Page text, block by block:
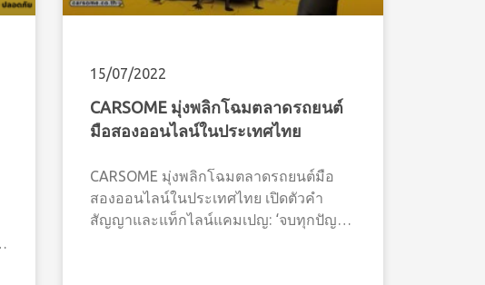
15/07/2022
CARSOME มุ่งพลิกโฉมตลาดรถยนต์
มือสองออนไลน์ในประเทศไทย
CARSOME มุ่งพลิกโฉมตลาดรถยนต์มือ
สองออนไลน์ในประเทศไทย เปิดตัวคำ
สัญญาและแท็กไลน์แคมเปญ: ‘จบทุกปัญหา